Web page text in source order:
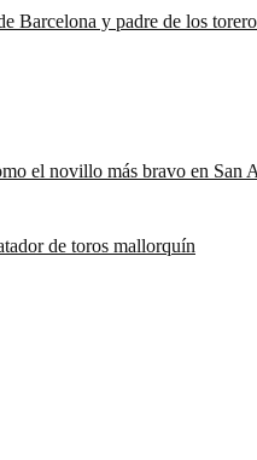
Barcelona y padre de los
el novillo más bravo en San
de toros mallorquín